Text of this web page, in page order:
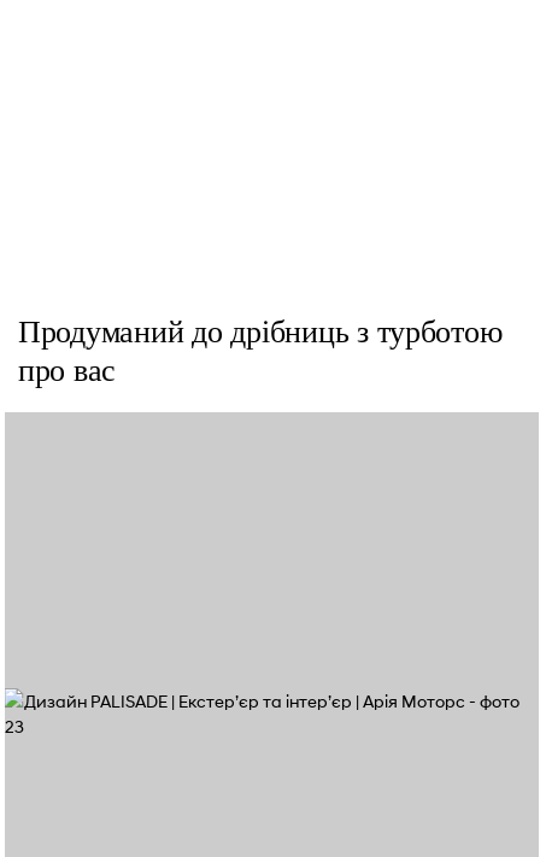
Продуманий до дрібниць з турботою
про вас